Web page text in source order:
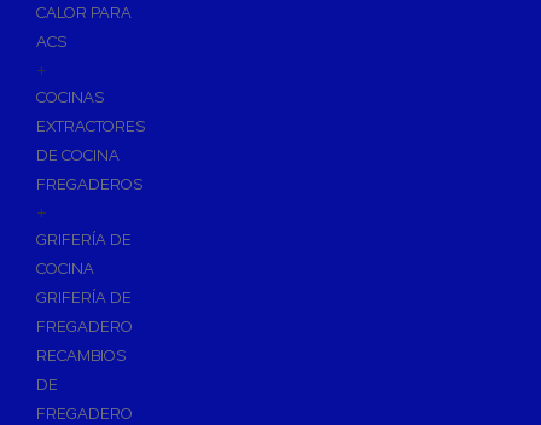
CALOR PARA
ACS
+
COCINAS
EXTRACTORES
DE COCINA
FREGADEROS
+
GRIFERÍA DE
COCINA
GRIFERÍA DE
FREGADERO
RECAMBIOS
DE
FREGADERO